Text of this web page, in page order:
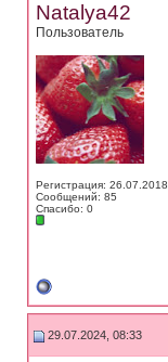
Natalya42
Пользователь
Регистрация: 26.07.2018
Сообщений: 85
Спасибо: 0
29.07.2024, 08:33